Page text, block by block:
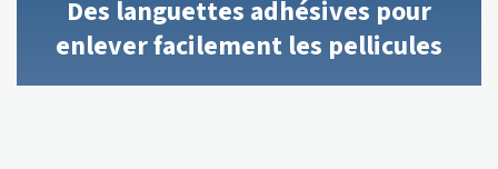
Des languettes adhésives pour
enlever facilement les pellicules